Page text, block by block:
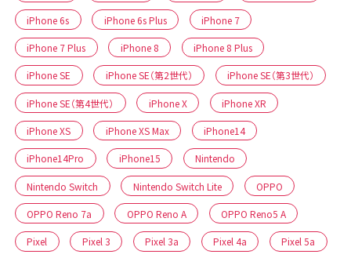
iPhone 6s iPhone 6s Plus iPhone 7
iPhone 7 Plus iPhone 8 iPhone 8 Plus
iPhone SE iPhone SE（第2世代） iPhone SE（第3世代）
iPhone SE（第4世代） iPhone X iPhone XR
iPhone XS iPhone XS Max iPhone14
iPhone14Pro iPhone15 Nintendo
Nintendo Switch Nintendo Switch Lite OPPO
OPPO Reno 7a OPPO Reno A OPPO Reno5 A
Pixel Pixel 3 Pixel 3a Pixel 4a Pixel 5a